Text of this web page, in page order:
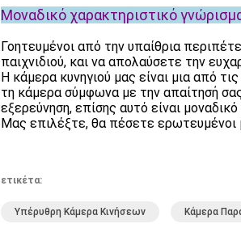
Μοναδικό χαρακτηριστικό
Γοητευμένοι από την υπαίθρια
παιχνιδιού, και να απολαύσετε την
Η κάμερα κυνηγιού μας είναι μια από
τη κάμερα σύμφωνα με την απαίτησή
εξερεύνηση, επίσης αυτό είναι
Μας επιλέξτε, θα πέσετε ερωτευμένοι
ετικέτα:
Υπέρυθρη Κάμερα Κινήσεων Κάμερα